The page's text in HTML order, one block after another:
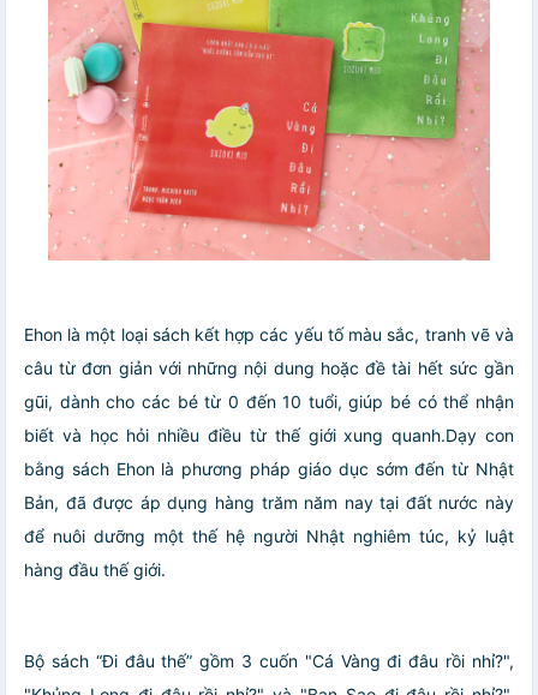
Ehon là một loại sách kết hợp các yếu tố màu sắc, tranh vẽ và
câu từ đơn giản với những nội dung hoặc đề tài hết sức gần
gũi, dành cho các bé từ 0 đến 10 tuổi, giúp bé có thể nhận
biết và học hỏi nhiều điều từ thế giới xung quanh.Dạy con
bằng sách Ehon là phương pháp giáo dục sớm đến từ Nhật
Bản, đã được áp dụng hàng trăm năm nay tại đất nước này
để nuôi dưỡng một thế hệ người Nhật nghiêm túc, kỷ luật
hàng đầu thế giới.
Bộ sách “Đi đâu thế” gồm 3 cuốn "Cá Vàng đi đâu rồi nhỉ?",